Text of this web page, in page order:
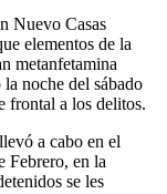
Nuevo Casas
elementos de la
metanfetamina
noche del sábado
frontal a los delitos.
a cabo en el
Febrero, en la
se les